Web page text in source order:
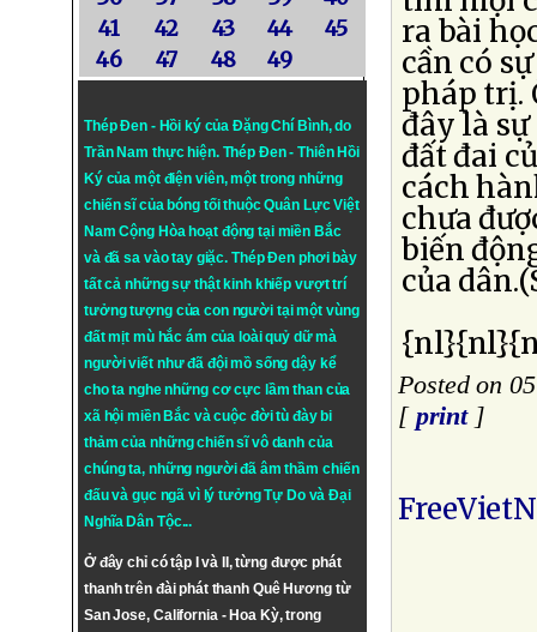
41
42 43 44
45
46
47 48 49
Thép Đen - Hồi ký của Đặng Chí Bình, do
Trần Nam thực hiện. Thép Đen- Thiên Hồi
Ký của một điện viên, một trong những
chiến sĩ của bóng tối thuộc Quân Lực Việt
Nam Cộng Hòa hoạt động tại miền Bắc
và đã sa vào tay giặc. Thép Đen phơi bày
tất cả những sự thật kinh khiếp vượt trí
tưởng tượng của con người tại một vùng
đất mịt mù hắc ám của loài quỷ dữ mà
người viết như đã đội mồ sống dậy kể
cho ta nghe những cơ cực lầm than của
xã hội miền Bắc và cuộc đời tù đày bi
thảm của những chiến sĩ vô danh của
chúng ta, những người đã âm thầm chiến
đấu và gục ngã vì lý tưởngTự DovàĐại
Nghĩa Dân Tộc...
Ở đây chỉ có tập I và II, từng được phát
thanh trên đài phát thanh Quê Hương từ
San Jose, California - Hoa Kỳ, trong
ra bài
cần có
pháp trị.
đây là
đất đai
cách
chưa
biến
của
Posted on
[ print]